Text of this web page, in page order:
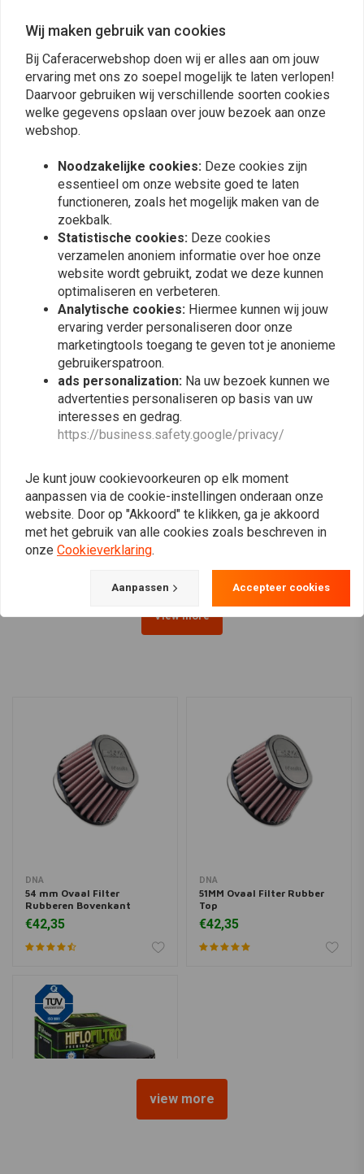
De filters zijn uitwasbaar. Netjes weer in de olie en je kunt lekker verder
regen.
Eddie R.
Mooie filters, maar ik heb ze toch maar
gezekerd met een t rip van links naar rechts.
Het zal je maar gebeuren dat je er eentje
kwijtraakt onderweg. Als tip kun je ze
de carburateur en dan daar met schroef of
iets anders vastzetten of onderling aan
elkaar te verbinden zodat je er nooit een
Read more...
Mooie
gezekerd
Het zal je
de
elkaar te
Read more...
Plaats ook een review
Vergelijkbare producten
DNA
HEXAGONAL filter Rubber
top
€20,57 €41,14
DNA
54 mm Ovaal Filter
Rubberen Bovenkant
€42,35
View more
DNA
54 mm Ovaal Filter
Rubberen Bovenkant
€42,35
DNA
51MM Ovaal Filter Rubber
Top
€42,35
view more
Wij maken gebruik van cookies
Bij Caferacerwebshop doen wij er alles aan om jouw
ervaring met ons zo soepel mogelijk te laten verlopen!
Daarvoor gebruiken wij verschillende soorten cookies
welke gegevens opslaan over jouw bezoek aan onze
webshop.
Noodzakelijke cookies: Deze cookies zijn
essentieel om onze website goed te laten
functioneren, zoals het mogelijk maken van de
zoekbalk.
Statistische cookies: Deze cookies
verzamelen anoniem informatie over hoe onze
website wordt gebruikt, zodat we deze kunnen
optimaliseren en verbeteren.
Analytische cookies: Hiermee kunnen wij jouw
ervaring verder personaliseren door onze
marketingtools toegang te geven tot je anonieme
gebruikerspatroon.
ads personalization: Na uw bezoek kunnen we
advertenties personaliseren op basis van uw
interesses en gedrag.
https://business.safety.google/privacy/
Je kunt jouw cookievoorkeuren op elk moment
aanpassen via de cookie-instellingen onderaan onze
website. Door op "Akkoord" te klikken, ga je akkoord
met het gebruik van alle cookies zoals beschreven in
onze Cookieverklaring.
Aanpassen Accepteer cookies